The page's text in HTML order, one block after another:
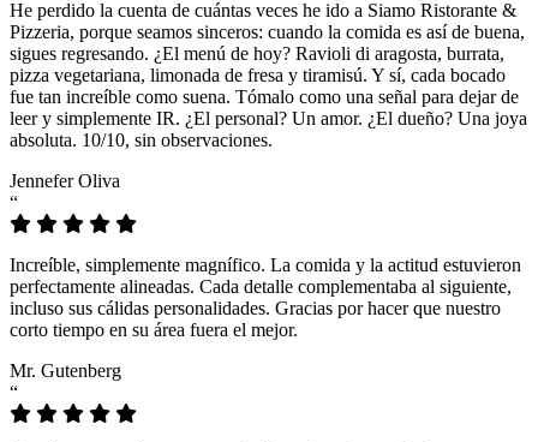
He perdido la cuenta de cuántas veces he ido a Siamo Ristorante &
Pizzeria, porque seamos sinceros: cuando la comida es así de buena,
sigues regresando. ¿El menú de hoy? Ravioli di aragosta, burrata,
pizza vegetariana, limonada de fresa y tiramisú. Y sí, cada bocado
fue tan increíble como suena. Tómalo como una señal para dejar de
leer y simplemente IR. ¿El personal? Un amor. ¿El dueño? Una joya
absoluta. 10/10, sin observaciones.
Jennefer Oliva
“
Increíble, simplemente magnífico. La comida y la actitud estuvieron
perfectamente alineadas. Cada detalle complementaba al siguiente,
incluso sus cálidas personalidades. Gracias por hacer que nuestro
corto tiempo en su área fuera el mejor.
Mr. Gutenberg
“